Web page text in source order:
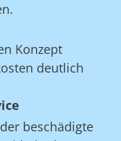
Konzept
deutlich
beschädigte